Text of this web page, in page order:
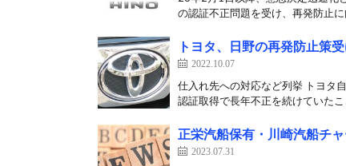
の認証不正問題を受け、再発防止
トヨタ、日野の再発防止策
2022.10.07
仕入れ先への対応など列挙 トヨタ
認証取得で長年不正を続けていた
正栄汽船保有・川崎汽船チ
2023.07.31